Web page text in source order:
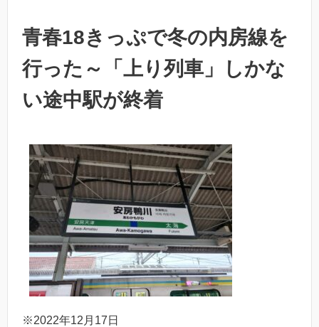
青春18きっぷで冬の内房線を
行った～「上り列車」しかな
い途中駅が終着
※2022年12月17日